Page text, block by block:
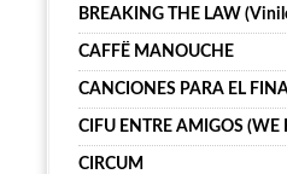
BREAKING THE LAW
CAFFË MANOUCHE
CANCIONES PARA EL
CIFU ENTRE AMIGOS (WE
CIRCUM